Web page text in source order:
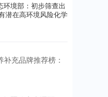
环境部：初步筛查出
潜在高环境风险化学
充品牌推荐榜：